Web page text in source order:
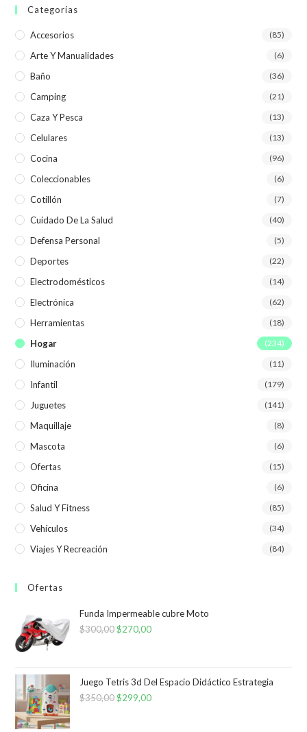
Categorías
Accesorios (85)
Arte Y Manualidades (6)
Baño (36)
Camping (21)
Caza Y Pesca (13)
Celulares (13)
Cocina (96)
Coleccionables (6)
Cotillón (7)
Cuidado De La Salud (40)
Defensa Personal (5)
Deportes (22)
Electrodomésticos (14)
Electrónica (62)
Herramientas (18)
Hogar (234)
Iluminación (11)
Infantil (179)
Juguetes (141)
Maquillaje (8)
Mascota (6)
Ofertas (15)
Oficina (6)
Salud Y Fitness (85)
Vehículos (34)
Viajes Y Recreación (84)
Ofertas
Funda Impermeable cubre Moto
$300,00El
era:
$300,00.
$270,00El
es:
$270,00.
Juego Tetris 3d Del Espacio Didáctico Estrategia
$350,00El
$299,00El